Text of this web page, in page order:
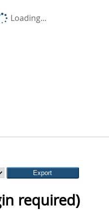
Loading...
required)